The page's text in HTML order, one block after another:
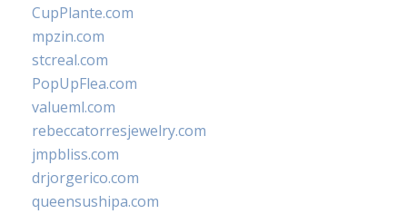
CupPlante.com
mpzin.com
stcreal.com
PopUpFlea.com
valueml.com
rebeccatorresjewelry.com
jmpbliss.com
drjorgerico.com
queensushipa.com